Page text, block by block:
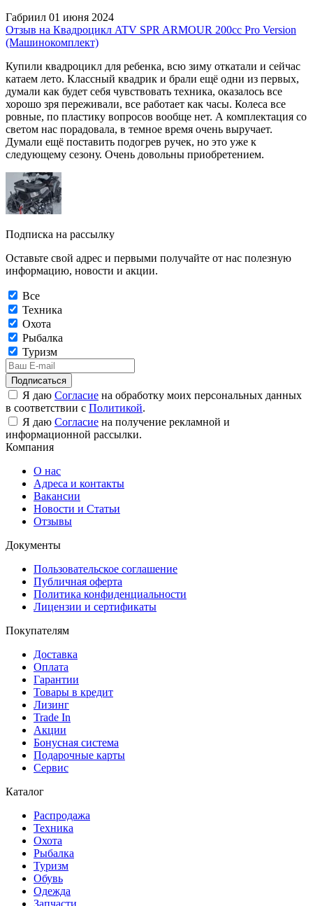
Габриил 01 июня 2024
Отзыв на Квадроцикл ATV SPR ARMOUR 200cc Pro Version
(Машинокомплект)
Купили квадроцикл для ребенка, всю зиму откатали и сейчас
катаем лето. Классный квадрик и брали ещё одни из первых,
думали как будет себя чувствовать техника, оказалось все
хорошо зря переживали, все работает как часы. Колеса все
ровные, по пластику вопросов вообще нет. А комплектация со
светом нас порадовала, в темное время очень выручает.
Думали ещё поставить подогрев ручек, но это уже к
следующему сезону. Очень довольны приобретением.
Подписка на рассылку
Оставьте свой адрес и первыми получайте от нас полезную
информацию, новости и акции.
Все
Техника
Охота
Рыбалка
Туризм
Подписаться
Я даю Согласие на обработку моих персональных данных
в соответствии с Политикой.
Я даю Согласие на получение рекламной и
информационной рассылки.
Компания
О нас
Адреса и контакты
Вакансии
Новости и Статьи
Отзывы
Документы
Пользовательское соглашение
Публичная оферта
Политика конфиденциальности
Лицензии и сертификаты
Покупателям
Доставка
Оплата
Гарантии
Товары в кредит
Лизинг
Trade In
Акции
Бонусная система
Подарочные карты
Сервис
Каталог
Распродажа
Техника
Охота
Рыбалка
Туризм
Обувь
Одежда
Запчасти